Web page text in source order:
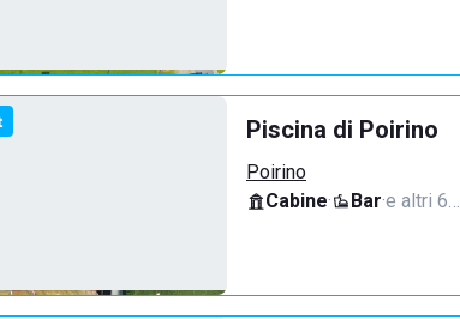
Piscina di Poirino
Poirino
Cabine· Bar·e altri 6…